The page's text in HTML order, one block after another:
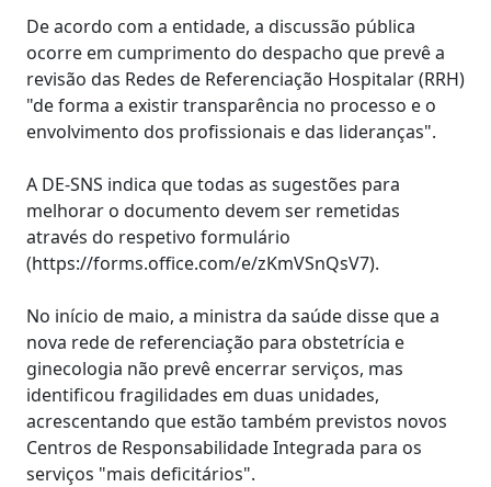
De acordo com a entidade, a discussão pública
ocorre em cumprimento do despacho que prevê a
revisão das Redes de Referenciação Hospitalar (RRH)
"de forma a existir transparência no processo e o
envolvimento dos profissionais e das lideranças".
A DE-SNS indica que todas as sugestões para
melhorar o documento devem ser remetidas
através do respetivo formulário
(https://forms.office.com/e/zKmVSnQsV7).
No início de maio, a ministra da saúde disse que a
nova rede de referenciação para obstetrícia e
ginecologia não prevê encerrar serviços, mas
identificou fragilidades em duas unidades,
acrescentando que estão também previstos novos
Centros de Responsabilidade Integrada para os
serviços "mais deficitários".